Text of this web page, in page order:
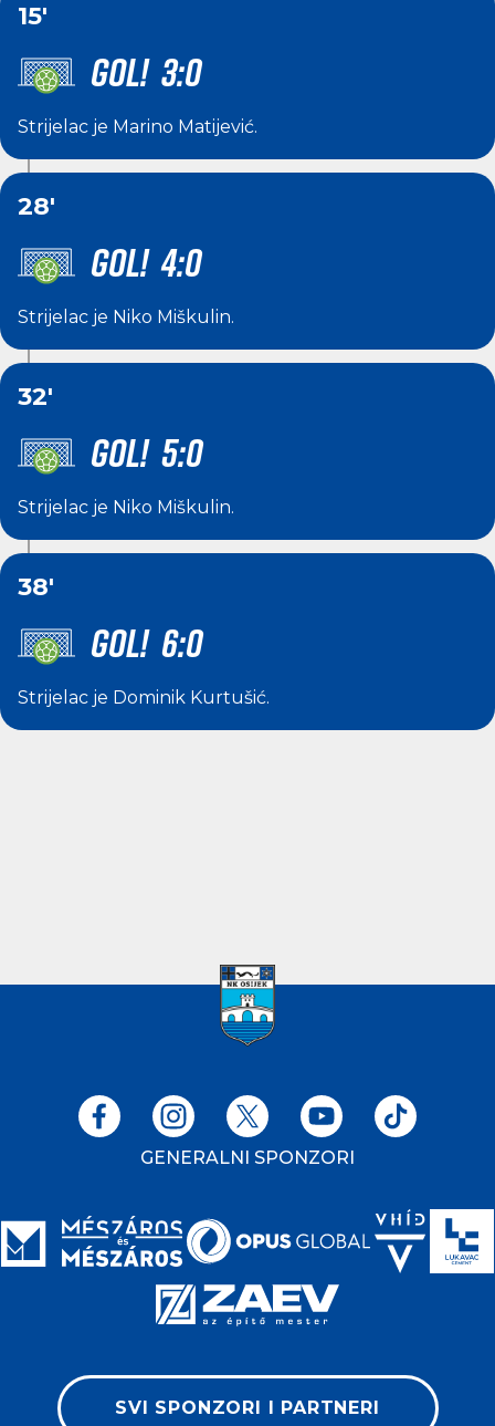
15'
GOL! 3:0
Strijelac je Marino Matijević.
28'
GOL! 4:0
Strijelac je Niko Miškulin.
32'
GOL! 5:0
Strijelac je Niko Miškulin.
38'
GOL! 6:0
Strijelac je Dominik Kurtušić.
GENERALNI SPONZORI
SVI SPONZORI I PARTNERI